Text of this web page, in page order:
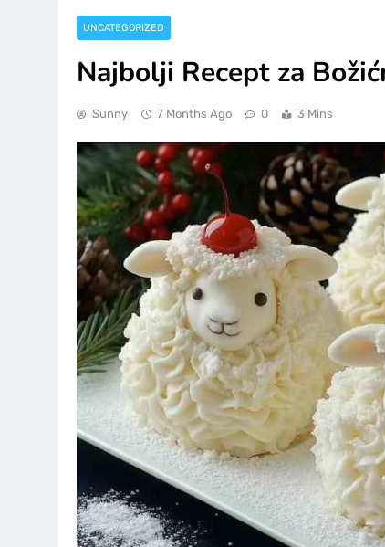
UNCATEGORIZED
Najbolji Recept za
Sunny 7 Months Ago 0 3 Mins